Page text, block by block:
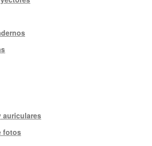
auriculares
fotos